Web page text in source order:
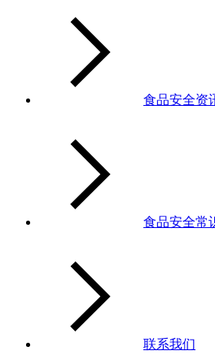
食品安全资
食品安全常
联系我们